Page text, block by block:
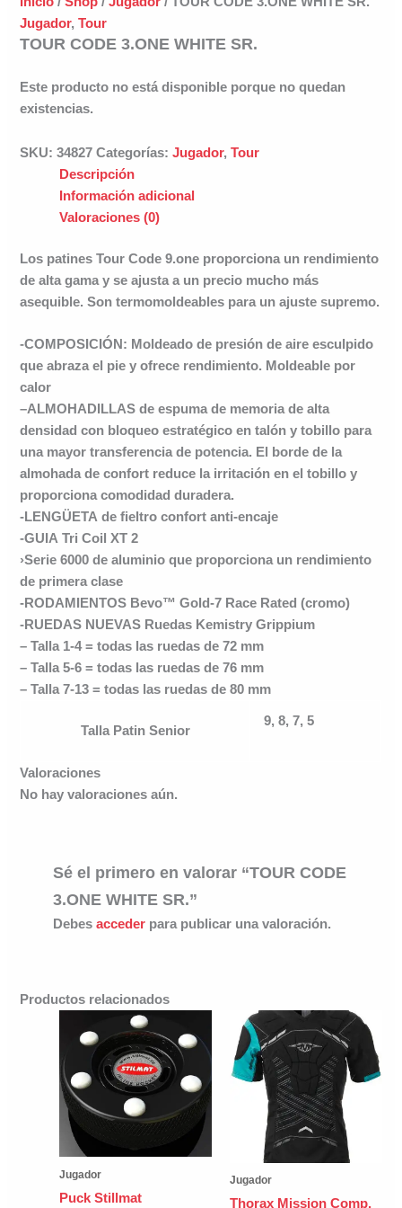
Jugador,Tour
TOUR CODE 3.ONE WHITE SR.
Este producto no está disponible porque no quedan
existencias.
SKU:34827 Categorías:Jugador,Tour
Descripción
Información adicional
Valoraciones (0)
Los patinesTour Code 9.one proporciona un rendimiento
de alta gama y se ajusta a un precio mucho más
asequible. Son termomoldeables para un ajuste supremo.
-COMPOSICIÓN: Moldeado de presión de aire esculpido
que abraza el pie y ofrece rendimiento. Moldeable por
calor
–ALMOHADILLAS de espuma de memoria de alta
densidad con bloqueo estratégico en talón y tobillo para
una mayor transferencia de potencia. El borde de la
almohada de confort reduce la irritación en el tobillo y
proporciona comodidad duradera.
-LENGÜETA de fieltro confort anti-encaje
-GUIA Tri Coil XT 2
›Serie 6000 de aluminio que proporciona un rendimiento
de primera clase
-RODAMIENTOS Bevo™ Gold-7 Race Rated (cromo)
-RUEDAS NUEVAS Ruedas Kemistry Grippium
– Talla 1-4 = todas las ruedas de 72 mm
– Talla 5-6 = todas las ruedas de 76 mm
– Talla 7-13 = todas las ruedas de 80 mm
Talla Patin Senior
9, 8, 7, 5
Valoraciones
No hay valoraciones aún.
Sé el primero en valorar “TOUR CODE
3.ONE WHITE SR.”
Debes accederpara publicar una valoración.
Productos relacionados
Jugador
Puck Stillmat
Jugador
Thorax Mission Comp.